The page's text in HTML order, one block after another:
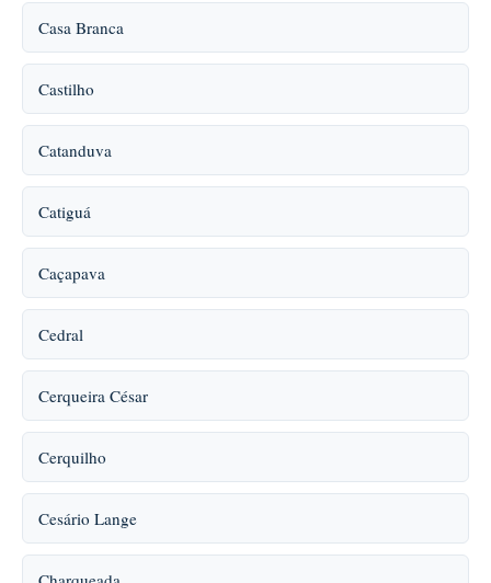
Casa Branca
Castilho
Catanduva
Catiguá
Caçapava
Cedral
Cerqueira César
Cerquilho
Cesário Lange